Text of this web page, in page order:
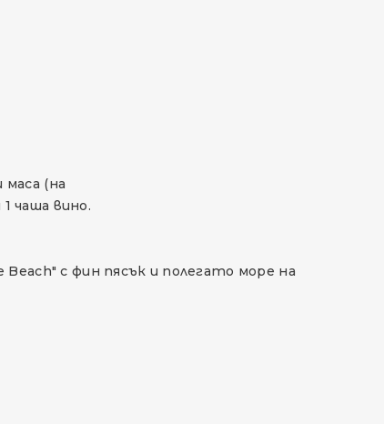
(на
чаша вино.
с фин пясък и полегато море на